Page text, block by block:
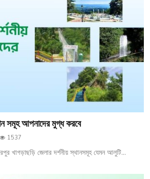
সমূহ আপনাদের মুগ্ধ করবে
1537
খাগড়াছড়ি জেলার দর্শনীয় স্থানসমূহ যেমন আলুটি...